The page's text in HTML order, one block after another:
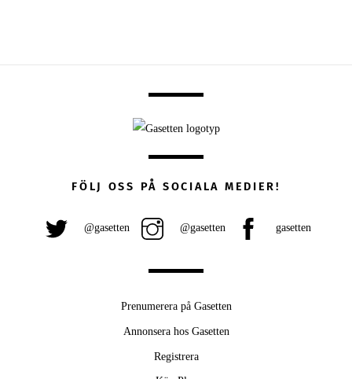
FÖLJ OSS PÅ SOCIALA MEDIER!
@gasetten @gasetten gasetten
Prenumerera på Gasetten
Annonsera hos Gasetten
Registrera